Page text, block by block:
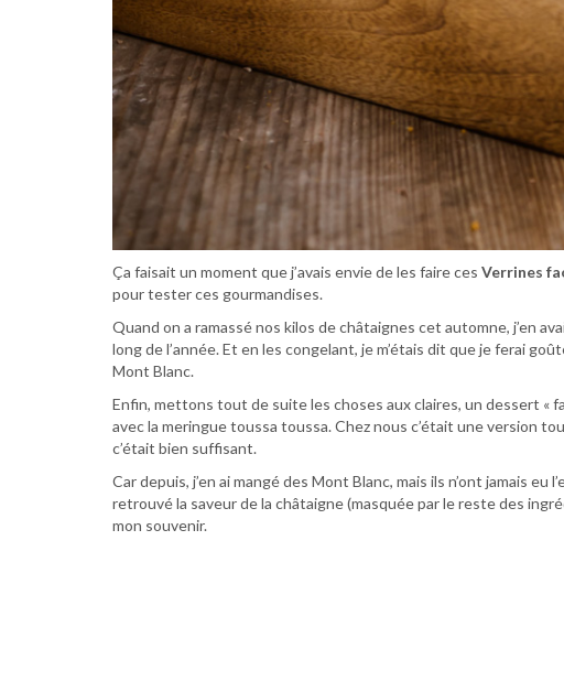
Ça faisait un moment que j’avais envie de les faire ces Verrines
pour tester ces gourmandises.
Quand on a ramassé nos kilos de châtaignes cet automne, j’en
long de l’année. Et en les congelant, je m’étais dit que je ferai
Mont Blanc.
Enfin, mettons tout de suite les choses aux claires, un dessert «
avec la meringue toussa toussa. Chez nous c’était une version
c’était bien suffisant.
Car depuis, j’en ai mangé des Mont Blanc, mais ils n’ont jamais
retrouvé la saveur de la châtaigne (masquée par le reste des
mon souvenir.